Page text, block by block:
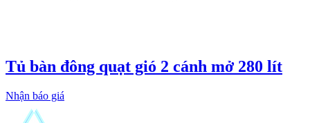
Tủ bàn đông quạt gió 2 cánh mở 280 lít
Nhận báo giá